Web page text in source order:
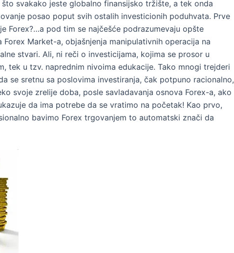
što svakako jeste globalno finansijsko tržište, a tek onda
posao poput svih ostalih investicionih poduhvata. Prve
Forex?…a pod tim se najčešće podrazumevaju opšte
Market-a, objašnjenja manipulativnih operacija na
stvari. Ali, ni reči o investicijama, kojima se prosor u
tek u tzv. naprednim nivoima edukacije. Tako mnogi trejderi
se sretnu sa poslovima investiranja, čak potpuno racionalno,
svoje zrelije doba, posle savladavanja osnova Forex-a, ako
da ima potrebe da se vratimo na početak! Kao prvo,
bavimo Forex trgovanjem to automatski znači da